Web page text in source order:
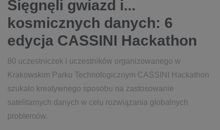
Sięgnęli gwiazd i...
kosmicznych danych: 6
edycja CASSINI Hackathon
80 uczestniczek i uczestników organizowanego w
Krakowskim Parku Technologicznym CASSINI Hackathon
szukało kreatywnego sposobu na zastosowanie
satelitarnych danych w celu rozwiązania globalnych
problemów.